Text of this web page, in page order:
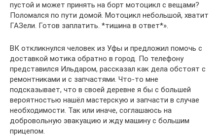
пустой и может принять на борт мотоцикл с вещами?
Поломался по пути домой. Мотоцикл небольшой, хватит
ГАЗели. Готов заплатить. *тишина в ответ*».
ВК откликнулся человек из Уфы и предложил помочь с
доставкой мотика обратно в город. По телефону
представился Ильдаром, рассказал как дела обстоят с
ремонтниками и с запчастями. Что-то мне
подсказывает, что в своей деревне я бы с большей
вероятностью нашёл мастерскую и запчасти в случае
необходимости. Так или иначе, соглашаюсь на
добровольную эвакуацию и жду машину с большим
прицепом.